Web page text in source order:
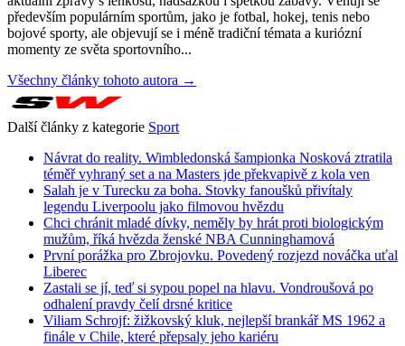
především populárním sportům, jako je fotbal, hokej, tenis nebo
bojové sporty, ale objevují se i méně tradiční témata a kuriózní
momenty ze světa sportovního...
Všechny články tohoto autora →
Další články z kategorie Sport
Návrat do reality. Wimbledonská šampionka Nosková ztratila
téměř vyhraný set a na Masters jde překvapivě z kola ven
Salah je v Turecku za boha. Stovky fanoušků přivítaly
legendu Liverpoolu jako filmovou hvězdu
Chci chránit mladé dívky, neměly by hrát proti biologickým
mužům, říká hvězda ženské NBA Cunninghamová
První porážka pro Zbrojovku. Povedený rozjezd nováčka uťal
Liberec
Zastali se jí, teď si sypou popel na hlavu. Vondroušová po
odhalení pravdy čelí drsné kritice
Viliam Schrojf: žižkovský kluk, nejlepší brankář MS 1962 a
finále v Chile, které přepsaly jeho kariéru